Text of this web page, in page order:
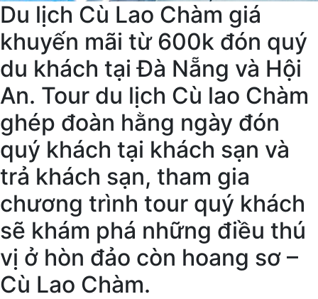
Du lịch Cù Lao Chàm giá
khuyến mãi từ 600k đón quý
du khách tại Đà Nẵng và Hội
An. Tour du lịch Cù lao Chàm
ghép đoàn hằng ngày đón
quý khách tại khách sạn và
trả khách sạn, tham gia
chương trình tour quý khách
sẽ khám phá những điều thú
vị ở hòn đảo còn hoang sơ –
Cù Lao Chàm.